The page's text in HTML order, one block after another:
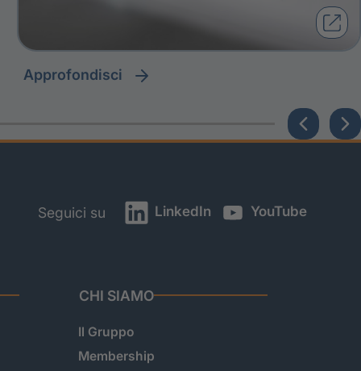
approfondisci
Seguici su LinkedIn YouTube
CHI SIAMO
Il Gruppo
Membership